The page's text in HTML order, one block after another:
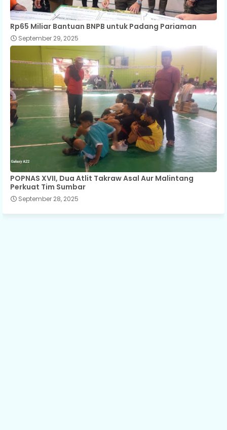
Rp65 Miliar Bantuan BNPB untuk Padang Pariaman
September 29, 2025
POPNAS XVII, Dua Atlit Takraw Asal Aur Malintang
Perkuat Tim Sumbar
September 28, 2025